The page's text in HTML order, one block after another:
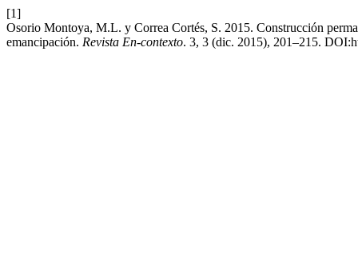
[1]
Osorio Montoya, M.L. y Correa Cortés, S. 2015. Construcción
emancipación. Revista En-contexto. 3, 3 (dic. 2015), 201–215.